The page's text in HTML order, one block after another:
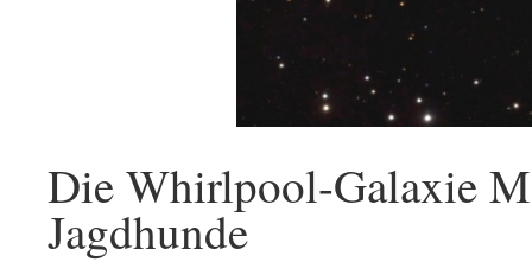
Die Whirlpool-Galaxie
Jagdhunde